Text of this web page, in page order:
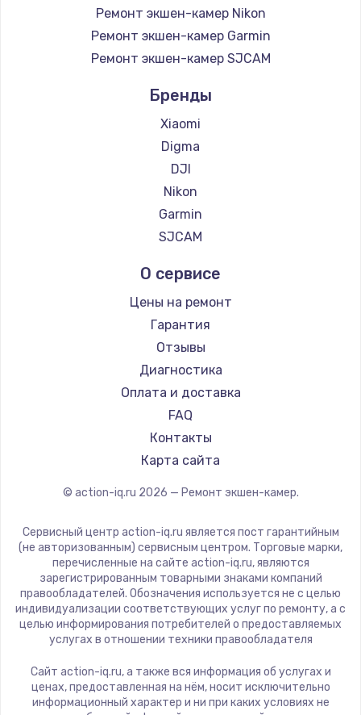
Ремонт экшен-камер Nikon
Ремонт экшен-камер Garmin
Ремонт экшен-камер SJCAM
Бренды
Xiaomi
Digma
DJI
Nikon
Garmin
SJCAM
О сервисе
Цены на ремонт
Гарантия
Отзывы
Диагностика
Оплата и доставка
FAQ
Контакты
Карта сайта
© action-iq.ru 2026 — Ремонт экшен-камер.
Сервисный центр action-iq.ru является пост гарантийным
(не авторизованным) сервисным центром. Торговые марки,
перечисленные на сайте action-iq.ru, являются
зарегистрированным товарными знаками компаний
правообладателей. Обозначения используется не с целью
индивидуализации соответствующих услуг по ремонту, а с
целью информирования потребителей о предоставляемых
услугах в отношении техники правообладателя
Сайт action-iq.ru, а также вся информация об услугах и
ценах, предоставленная на нём, носит исключительно
информационный характер и ни при каких условиях не